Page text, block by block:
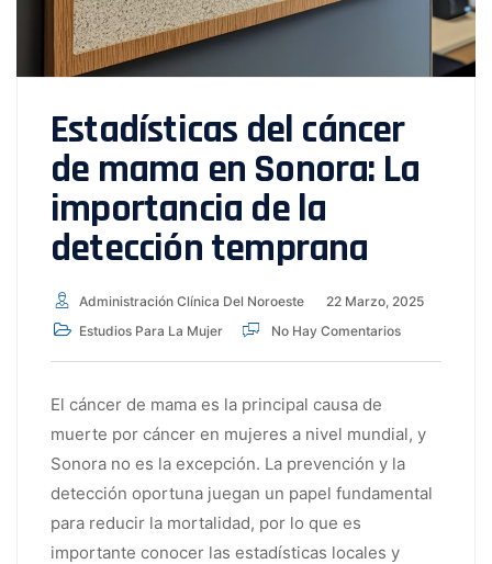
Estadísticas del cáncer
de mama en Sonora: La
importancia de la
detección temprana
Administración Clínica Del Noroeste
22 Marzo, 2025
Estudios Para La Mujer
No Hay Comentarios
El cáncer de mama es la principal causa de
muerte por cáncer en mujeres a nivel mundial, y
Sonora no es la excepción. La prevención y la
detección oportuna juegan un papel fundamental
para reducir la mortalidad, por lo que es
importante conocer las estadísticas locales y